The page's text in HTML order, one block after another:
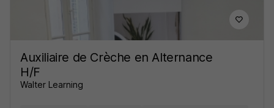
Auxiliaire de Crèche en Alternance
H/F
Walter Learning